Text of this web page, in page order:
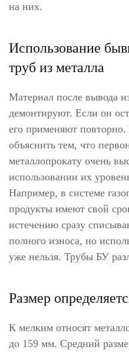
на них.
Использование
труб из металла
Материал после вывода
демонтируют. Если он
его применяют
объяснить тем, что
металлопрокату очень
использовании их
Например, в системе
продукты имеют свой
истечению сразу
полного износа, но
уже нельзя. Трубы БУ
Размер
К мелким относят
до 159 мм. Средний